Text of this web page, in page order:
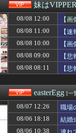
妹はVIPPER
08/08 12:00
【
08/08 11:00
【
08/08 10:00
【
08/08 09:00
【
08/08 08:11
【
easterEgg [一
08/07 12:26
職場
08/06 18:18
結婚
08/06 10:38